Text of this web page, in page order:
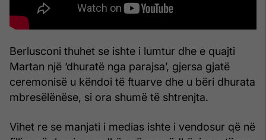
Berlusconi thuhet se ishte i lumtur dhe e quajti
Martan një ‘dhuratë nga parajsa’, gjersa gjatë
ceremonisë u këndoi të ftuarve dhe u bëri dhurata
mbresëlënëse, si ora shumë të shtrenjta.
Vihet re se manjati i medias ishte i vendosur që në